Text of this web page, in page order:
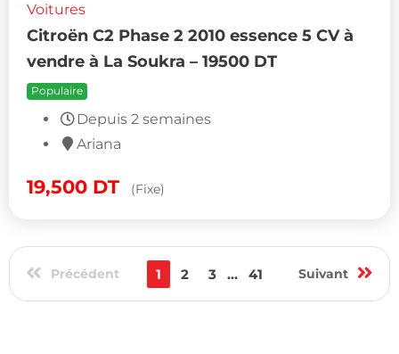
Voitures
Citroën C2 Phase 2 2010 essence 5 CV à
vendre à La Soukra – 19500 DT
Populaire
Depuis 2 semaines
Ariana
19,500 DT (Fixe)
Précédent 1 2 3 ... 41 Suivant